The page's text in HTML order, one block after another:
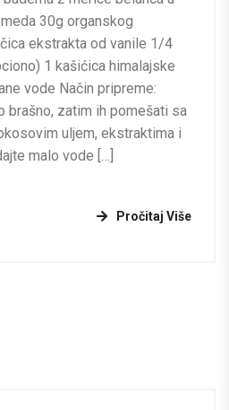
30g organskog
ekstrakta od vanile 1/4
1 kašićica himalajske
vode Način pripreme:
brašno, zatim ih pomešati sa
uljem, ekstraktima i
malo vode […]
Pročitaj Više